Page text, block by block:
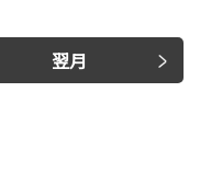
翌月